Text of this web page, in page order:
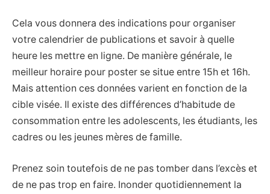
Cela vous donnera des indications pour organiser
votre calendrier de publications et savoir à quelle
heure les mettre en ligne. De manière générale, le
meilleur horaire pour poster se situe entre 15h et 16h.
Mais attention ces données varient en fonction de la
cible visée. Il existe des différences d’habitude de
consommation entre les adolescents, les étudiants, les
cadres ou les jeunes mères de famille.
Prenez soin toutefois de ne pas tomber dans l’excès et
de ne pas trop en faire. Inonder quotidiennement la